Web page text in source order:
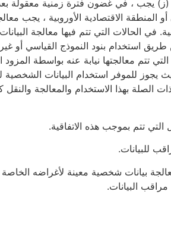
(ز) يجب ، في غضون فترة زمنية معقولة بعد
المقيمين في الاتحاد الأوروبي أو المنطقة الاقتصادية الأوروبية ،
في الحالات التي تتم فيها معالجة
طريق استخدام بنود النموذج القياسي أو
التي تتم معالجتها نيابة عنه بواسطة
يجوز للموفر استخدام البيانات الشخصية
الصلة بهذا الاستخدام والمعالجة والنقل
تتم بموجب هذه الاتفاقية.
للبيانات.
بيانات شخصية معينة لأغراضه
البيانات.